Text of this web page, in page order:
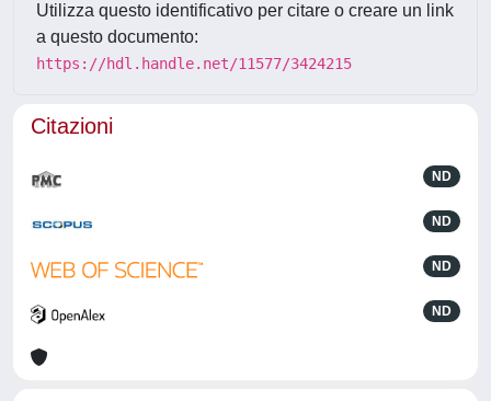
Utilizza questo identificativo per citare o creare un link
a questo documento:
https://hdl.handle.net/11577/3424215
Citazioni
ND
ND
ND
ND